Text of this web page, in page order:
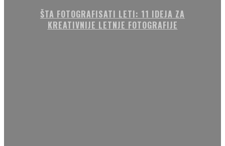
ŠTA FOTOGRAFISATI LETI: 11 IDEJA ZA
KREATIVNIJE LETNJE FOTOGRAFIJE